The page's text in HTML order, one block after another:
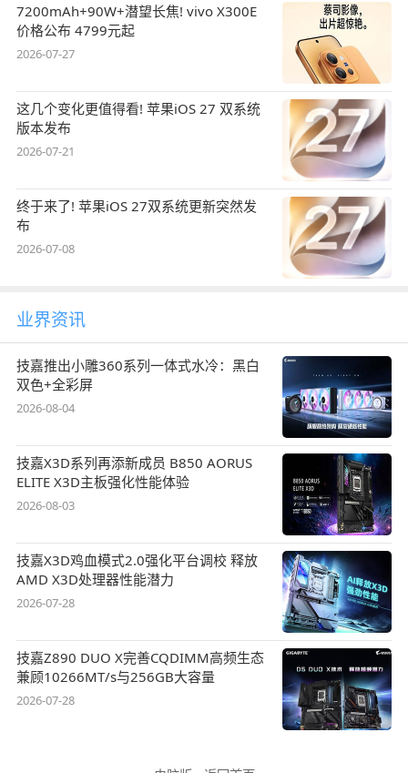
7200mAh+90W+潜望长焦! vivo X300E
价格公布 4799元起
2026-07-27
这几个变化更值得看! 苹果iOS 27 双系统
版本发布
2026-07-21
终于来了! 苹果iOS 27双系统更新突然发
布
2026-07-08
业界资讯
技嘉推出小雕360系列一体式水冷：黑白
双色+全彩屏
2026-08-04
技嘉X3D系列再添新成员 B850 AORUS
ELITE X3D主板强化性能体验
2026-08-03
技嘉X3D鸡血模式2.0强化平台调校 释放
AMD X3D处理器性能潜力
2026-07-28
技嘉Z890 DUO X完善CQDIMM高频生态
兼顾10266MT/s与256GB大容量
2026-07-28